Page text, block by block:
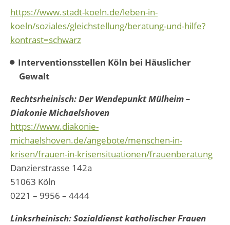
https://www.stadt-koeln.de/leben-in-
koeln/soziales/gleichstellung/beratung-und-hilfe?
kontrast=schwarz
Interventionsstellen Köln bei Häuslicher
Gewalt
Rechtsrheinisch: Der Wendepunkt Mülheim –
Diakonie Michaelshoven
https://www.diakonie-
michaelshoven.de/angebote/menschen-in-
krisen/frauen-in-krisensituationen/frauenberatung
Danzierstrasse 142a
51063 Köln
0221 – 9956 – 4444
Linksrheinisch: Sozialdienst katholischer Frauen